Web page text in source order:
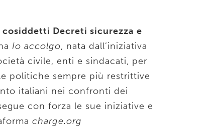
Decreti sicurezza e
Io accolgo, nata dall’iniziativa
civile, enti e sindacati, per
politiche sempre più restrittive
italiani nei confronti dei
con forza le sue iniziative e
charge.org